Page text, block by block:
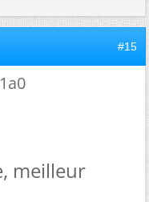
#15
meilleur